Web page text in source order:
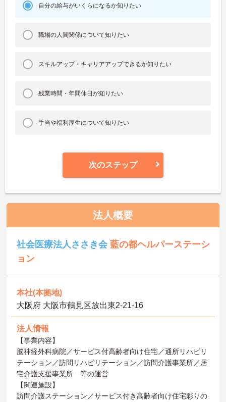
自分の給与がいくらになるか知りたい
職場の人間関係について知りたい
スキルアップ・キャリアアップできるか知りたい
残業時間・年間休日が知りたい
手当や福利厚生について知りたい
次のステップ
法人概要
社会医療法人ささき会藍の都ヘルパーステーシ
ョン
本社(本拠地)
大阪府 大阪市鶴見区放出東2-21-16
法人情報
【事業内容】
脳神経外科病院／サービス付高齢者向け住宅／通所リハビリ
テーション／訪問リハビリテーション／訪問介護事業所／居
宅介護支援事業所 等の運営
【関連施設】
訪問介護ステーション／サービス付き高齢者向け住宅彩りの